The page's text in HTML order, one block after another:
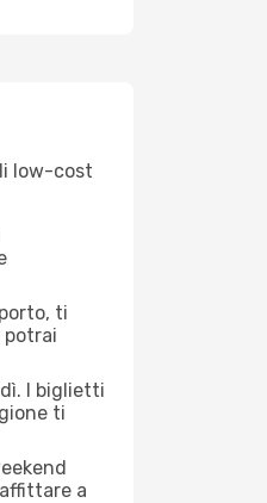
low-cost
ti
potrai
I biglietti
ti
a